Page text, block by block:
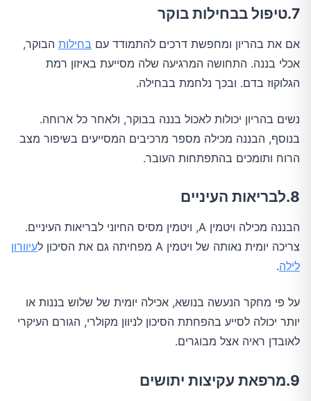
7.טיפול בבחילות בוקר
אם את בהריון ומחפשת דרכים להתמודד עם בחילות הבוקר,
אכלי בננה. התחושה המרגיעה שלה מסייעת באיזון רמת
הגלוקוז בדם. ובכך נלחמת בבחילה.
נשים בהריון יכולות לאכול בננה בבוקר, ולאחר כל ארוחה.
בנוסף, הבננה מכילה מספר מרכיבים המסייעים בשיפור מצב
הרוח ותומכים בהתפתחות העובר.
8.לבריאות העיניים
הבננה מכילה ויטמין A, ויטמין מסיס החיוני לבריאות העיניים.
צריכה יומית נאותה של ויטמין A מפחיתה גם את הסיכון ל
עיוורון
לילה.
על פי מחקר הנעשה בנושא, אכילה יומית של שלוש בננות או
יותר יכולה לסייע בהפחתת הסיכון לניוון מקולרי, הגורם העיקרי
לאובדן ראיה אצל מבוגרים.
9.מרפאת עקיצות יתושים